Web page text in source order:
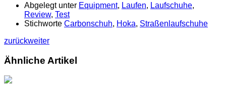
Abgelegt unter Equipment, Laufen, Laufschuhe,
Review, Test
Stichworte Carbonschuh, Hoka, Straßenlaufschuhe
zurückweiter
Ähnliche Artikel